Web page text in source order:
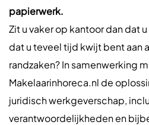
papierwerk.
Zit u vaker op kantoor dan dat
dat u teveel tijd kwijt bent aan
randzaken? In samenwerking
Makelaarinhoreca.nl de
juridisch werkgeverschap,
verantwoordelijkheden en